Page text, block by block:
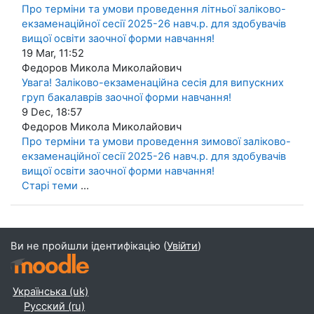
Про терміни та умови проведення літньої заліково-
екзаменаційної сесії 2025-26 навч.р. для здобувачів
вищої освіти заочної форми навчання!
19 Mar, 11:52
Федоров Микола Миколайович
Увага! Заліково-екзаменаційна сесія для випускних
груп бакалаврів заочної форми навчання!
9 Dec, 18:57
Федоров Микола Миколайович
Про терміни та умови проведення зимової заліково-
екзаменаційної сесії 2025-26 навч.р. для здобувачів
вищої освіти заочної форми навчання!
Старі теми ...
Ви не пройшли ідентифікацію (Увійти)
Українська ‎(uk)‎
Русский ‎(ru)‎